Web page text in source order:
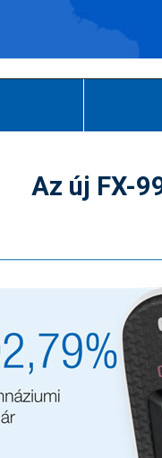
Az új FX-